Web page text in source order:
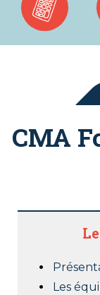
CMA
Les